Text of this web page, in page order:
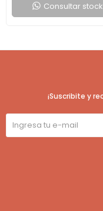
Consultar stock
¡Suscribite y